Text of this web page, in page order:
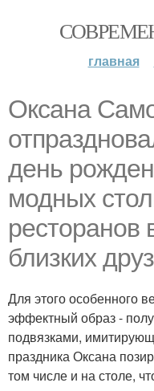
главная
Оксана
день
модных
ресторанов
близких
Для этого особенного
эффектный образ -
подвязками,
праздника Оксана
том числе и на столе,